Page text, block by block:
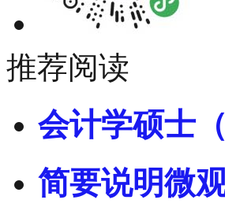
推荐阅读
会计学硕士
简要说明微